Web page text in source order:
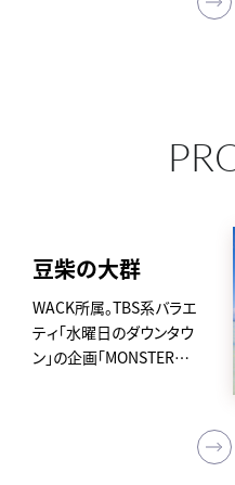
豆柴の大群
WACK所属。TBS系バラエ
ティ「水曜日のダウンタウ
ン」の企画「MONSTER
アイカ・ザ・スパイ、ナオ・オ
ブ・ナオ、レオナエンパイア、